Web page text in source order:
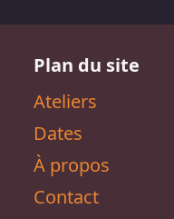
Plan du site
Ateliers
Dates
À propos
Contact